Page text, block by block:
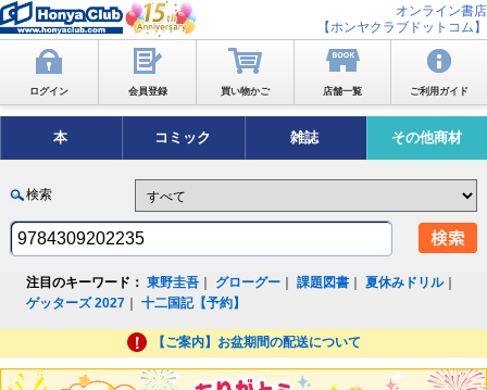
オンライン書店
【ホンヤクラブドットコム】
ログイン 会員登録 買い物かご 店舗一覧 ご利用ガイド
本 コミック 雑誌 その他商材
検索
注目のキーワード： 東野圭吾 グローグー ｜課題図書 ｜夏休みドリル｜
ゲッターズ 2027 ｜十二国記【予約】
【ご案内】お盆期間の配送について